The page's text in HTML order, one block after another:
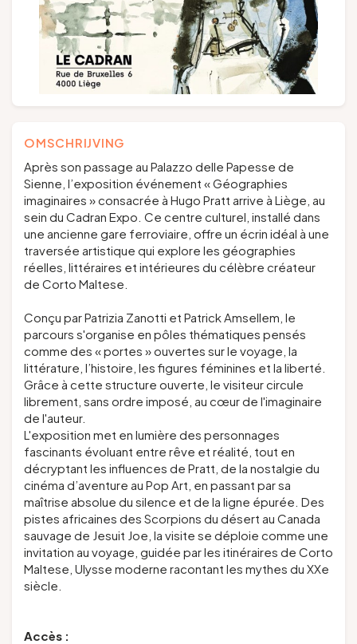
OMSCHRIJVING
Après son passage au Palazzo delle Papesse de
Sienne, l’exposition événement « Géographies
imaginaires » consacrée à Hugo Pratt arrive à Liège, au
sein du Cadran Expo. Ce centre culturel, installé dans
une ancienne gare ferroviaire, offre un écrin idéal à une
traversée artistique qui explore les géographies
réelles, littéraires et intérieures du célèbre créateur
de Corto Maltese.
Conçu par Patrizia Zanotti et Patrick Amsellem, le
parcours s'organise en pôles thématiques pensés
comme des « portes » ouvertes sur le voyage, la
littérature, l’histoire, les figures féminines et la liberté.
Grâce à cette structure ouverte, le visiteur circule
librement, sans ordre imposé, au cœur de l'imaginaire
de l'auteur.
L'exposition met en lumière des personnages
fascinants évoluant entre rêve et réalité, tout en
décryptant les influences de Pratt, de la nostalgie du
cinéma d’aventure au Pop Art, en passant par sa
maîtrise absolue du silence et de la ligne épurée. Des
pistes africaines des Scorpions du désert au Canada
sauvage de Jesuit Joe , la visite se déploie comme une
invitation au voyage, guidée par les itinéraires de Corto
Maltese, Ulysse moderne racontant les mythes du XXe
siècle.
Accès :